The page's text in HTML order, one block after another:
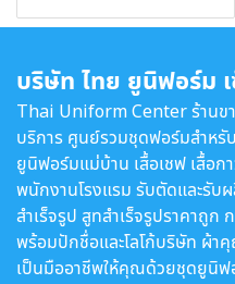
บริษัท ไทย ยูนิฟอร์ม
Thai Uniform Center ร้านข
บริการ ศูนย์รวมชุดฟอร์มสำหรั
ยูนิฟอร์มแม่บ้าน เสื้อเชฟ เสื้อก
พนักงานโรงแรม รับตัดและรั
สำเร็จรูป สูทสำเร็จรูปราคาถู
พร้อมปักชื่อและโลโก้บริษัท ผ้า
เป็นมืออาชีพให้คุณด้วยชุดยูนิฟ